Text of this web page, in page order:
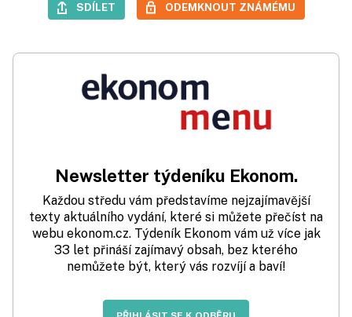
SDÍLET ODEMKNOUT ZNÁMÉMU
Newsletter týdeníku Ekonom.
Každou středu vám představíme nejzajímavější
texty aktuálního vydání, které si můžete přečíst na
webu ekonom.cz. Týdeník Ekonom vám už více jak
33 let přináší zajímavý obsah, bez kterého
nemůžete být, který vás rozvíjí a baví!